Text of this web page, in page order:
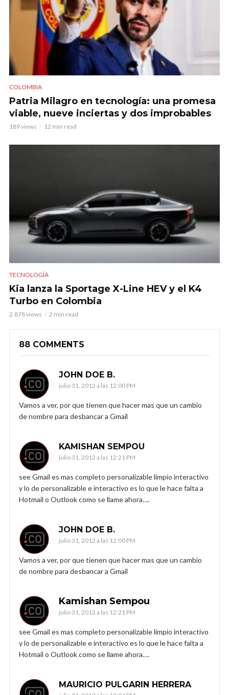
COLOMBIA
Patria Milagro en tecnología: una promesa
viable, nueve inciertas y dos improbables
189 views 12 min read
TECNOLOGÍA
Kia lanza la Sportage X-Line HEV y el K4
Turbo en Colombia
2.878 views 2 min read
88 COMMENTS
JOHN DOE B.
julio 31, 2012 a las 12:00 PM
Vamos a ver, por que tienen que hacer mas que un cambio
de nombre para desbancar a Gmail
KAMISHAN SEMPOU
julio 31, 2012 a las 12:21 PM
see Gmail es mas completo personalizable limpio interactivo
y lo de personalizable e interactivo es lo que le hace falta a
Hotmail o Outlook como se llame ahora….
JOHN DOE B.
julio 31, 2012 a las 12:00 PM
Vamos a ver, por que tienen que hacer mas que un cambio
de nombre para desbancar a Gmail
Kamishan Sempou
julio 31, 2012 a las 12:21 PM
see Gmail es mas completo personalizable limpio interactivo
y lo de personalizable e interactivo es lo que le hace falta a
Hotmail o Outlook como se llame ahora….
MAURICIO PULGARIN HERRERA